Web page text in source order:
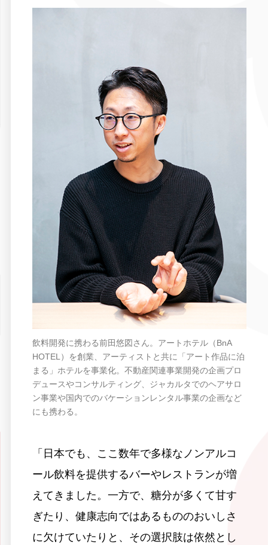
飲料開発に携わる前田悠図さん。アートホテル（BnA
HOTEL）を創業、アーティストと共に「アート作品に泊
まる」ホテルを事業化。不動産関連事業開発の企画プロ
デュースやコンサルティング、ジャカルタでのヘアサロ
ン事業や国内でのバケーションレンタル事業の企画など
にも携わる。
「日本でも、ここ数年で多様なノンアルコ
ール飲料を提供するバーやレストランが増
えてきました。一方で、糖分が多くて甘す
ぎたり、健康志向ではあるもののおいしさ
に欠けていたりと、その選択肢は依然とし